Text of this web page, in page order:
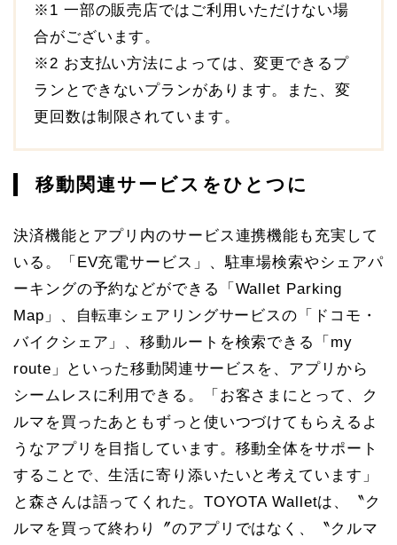
※1 一部の販売店ではご利用いただけない場
合がございます。
※2 お支払い方法によっては、変更できるプ
ランとできないプランがあります。また、変
更回数は制限されています。
移動関連サービスをひとつに
決済機能とアプリ内のサービス連携機能も充実して
いる。「EV充電サービス」、駐車場検索やシェアパ
ーキングの予約などができる「Wallet Parking
Map」、自転車シェアリングサービスの「ドコモ・
バイクシェア」、移動ルートを検索できる「my
route」といった移動関連サービスを、アプリから
シームレスに利用できる。「お客さまにとって、ク
ルマを買ったあともずっと使いつづけてもらえるよ
うなアプリを目指しています。移動全体をサポート
することで、生活に寄り添いたいと考えています」
と森さんは語ってくれた。TOYOTA Walletは、〝ク
ルマを買って終わり〞のアプリではなく、〝クルマ